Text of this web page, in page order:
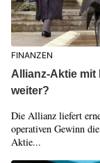
FINANZEN
Allianz-Aktie mit
weiter?
Die Allianz liefert
operativen Gewinn
Aktie...